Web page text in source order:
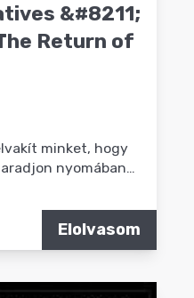
&#8211;
Return of
minket, hogy
nyomában…
Elolvasom